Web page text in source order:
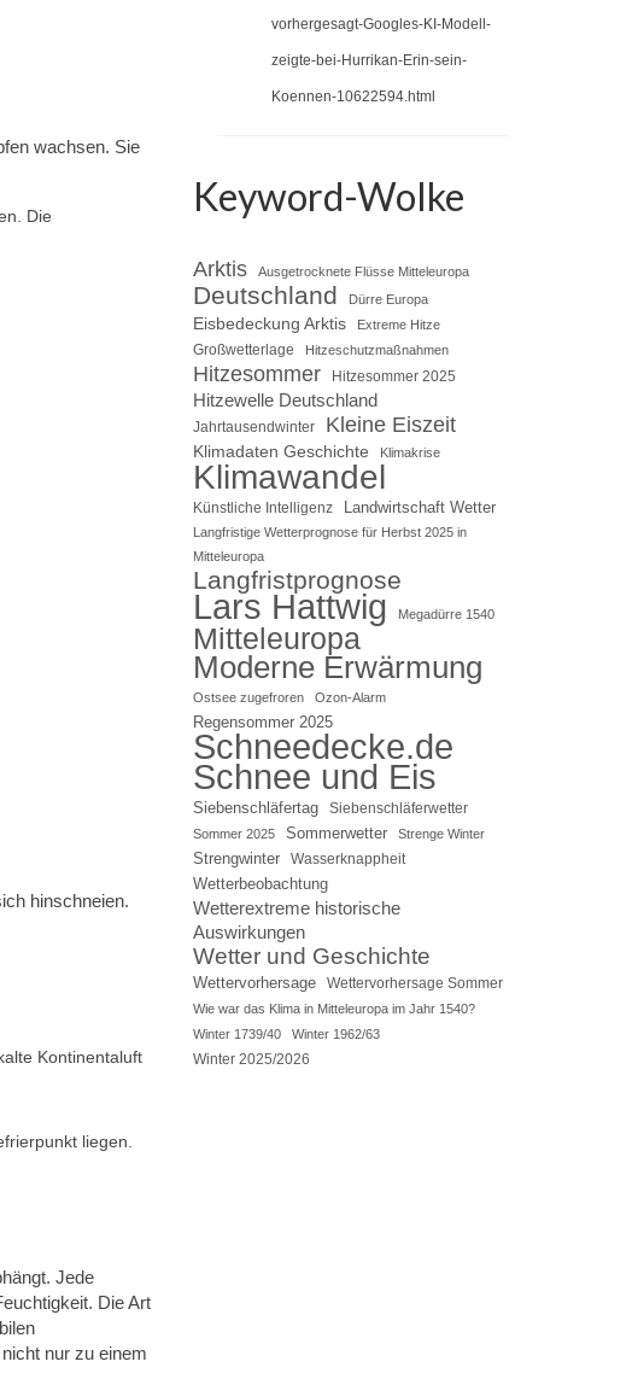
wachsen. Sie
Die
hinschneien.
Kontinentaluft
liegen.
Jede
Die Art
nur zu einem
vorhergesagt-Googles-KI-Modell-
zeigte-bei-Hurrikan-Erin-sein-
Koennen-10622594.html
Keyword-Wolke
Arktis Ausgetrocknete Flüsse Mitteleuropa
Deutschland Dürre Europa
Eisbedeckung Arktis Extreme Hitze
Großwetterlage Hitzeschutzmaßnahmen
Hitzesommer Hitzesommer 2025
Hitzewelle Deutschland
Jahrtausendwinter Kleine Eiszeit
Klimadaten Geschichte Klimakrise
Klimawandel
Künstliche Intelligenz Landwirtschaft Wetter
Langfristige Wetterprognose für Herbst 2025 in
Mitteleuropa
Langfristprognose
Lars Hattwig Megadürre 1540
Mitteleuropa
Moderne Erwärmung
Ostsee zugefroren Ozon-Alarm
Regensommer 2025
Schneedecke.de
Schnee und Eis
Siebenschläfertag Siebenschläferwetter
Sommer 2025 Sommerwetter Strenge Winter
Strengwinter Wasserknappheit
Wetterbeobachtung
Wetterextreme historische
Auswirkungen
Wetter und Geschichte
Wettervorhersage Wettervorhersage Sommer
Wie war das Klima in Mitteleuropa im Jahr 1540?
Winter 1739/40
Winter 1962/63
Winter 2025/2026